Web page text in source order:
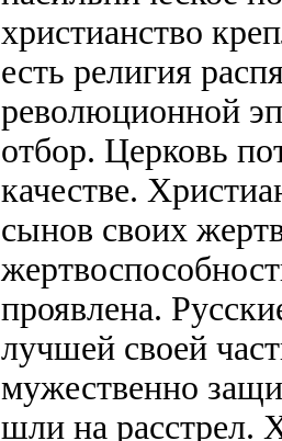
христианство
есть религия
революционной
отбор. Церковь
качестве.
сынов своих
проявлена.
лучшей своей
мужественно
шли на расстрел.